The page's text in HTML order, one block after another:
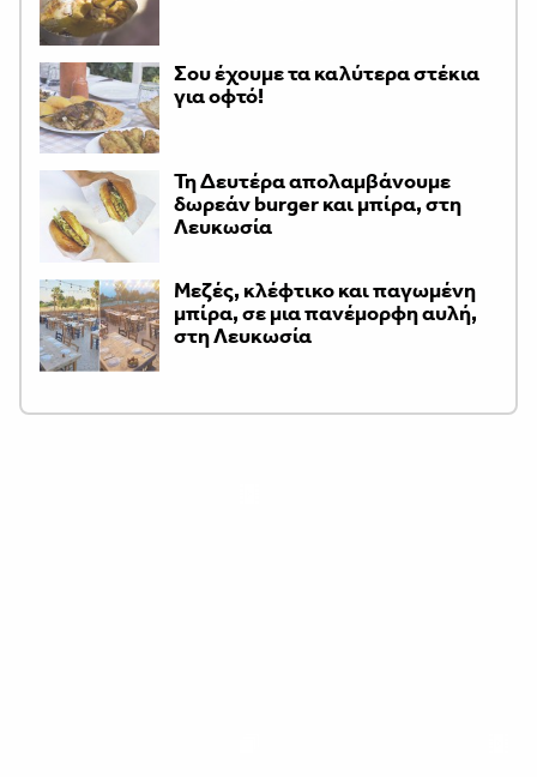
Σου έχουμε τα καλύτερα στέκια
για οφτό!
Τη Δευτέρα απολαμβάνουμε
δωρεάν burger και μπίρα, στη
Λευκωσία
Μεζές, κλέφτικο και παγωμένη
μπίρα, σε μια πανέμορφη αυλή,
στη Λευκωσία